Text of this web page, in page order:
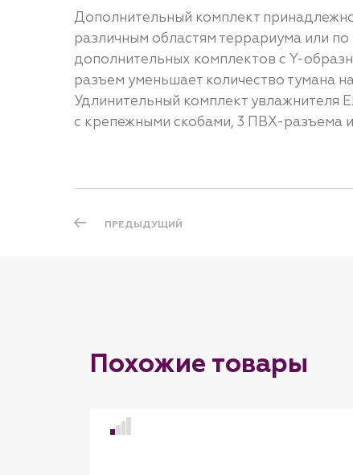
Дополнительный комплект
различным областям террариума или
дополнительных комплектов с Y-
разъем уменьшает количество тумана
Удлинительный комплект увлажнителя
с крепежными скобами, 3 ПВХ-разъема
ПРЕДЫДУЩИЙ
Похожие товары